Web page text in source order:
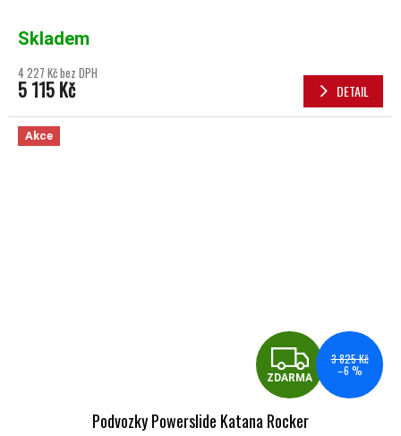
Skladem
4 227 Kč bez DPH
5 115 Kč DETAIL
Akce
ZDARMA
3 825 Kč
–6 %
Podvozky Powerslide Katana Rocker